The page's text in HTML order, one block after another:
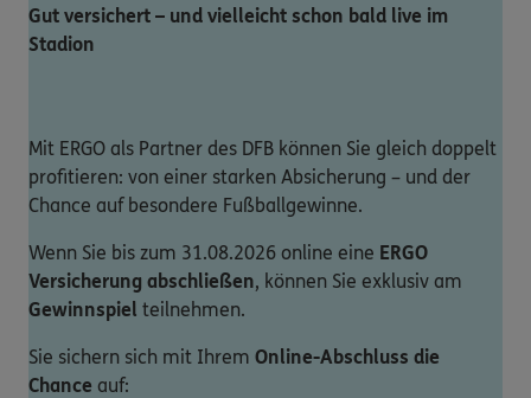
Gut versichert – und vielleicht schon bald live im
Stadion
Mit ERGO als Partner des DFB können Sie gleich doppelt
profitieren: von einer starken Absicherung – und der
Chance auf besondere Fußballgewinne.
Wenn Sie bis zum 31.08.2026 online eine ERGO
Versicherung abschließen, können Sie exklusiv am
Gewinnspiel teilnehmen.
Sie sichern sich mit Ihrem Online-Abschluss die
Chance auf: